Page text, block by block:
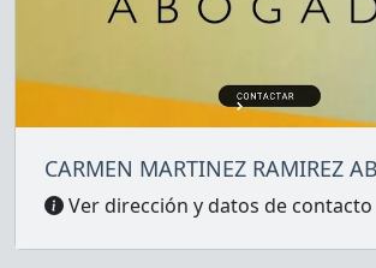
CARMEN MARTINEZ RAMIREZ
Ver dirección y datos de contacto